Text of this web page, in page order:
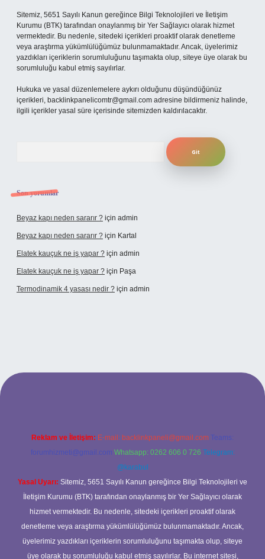
Sitemiz, 5651 Sayılı Kanun gereğince Bilgi Teknolojileri ve İletişim
Kurumu (BTK) tarafından onaylanmış bir Yer Sağlayıcı olarak hizmet
vermektedir. Bu nedenle, sitedeki içerikleri proaktif olarak denetleme
veya araştırma yükümlülüğümüz bulunmamaktadır. Ancak, üyelerimiz
yazdıkları içeriklerin sorumluluğunu taşımakta olup, siteye üye olarak bu
sorumluluğu kabul etmiş sayılırlar.
Hukuka ve yasal düzenlemelere aykırı olduğunu düşündüğünüz
içerikleri, backlinkpanelicomtr@gmail.com adresine bildirmeniz halinde,
ilgili içerikler yasal süre içerisinde sitemizden kaldırılacaktır.
Son yorumlar
Beyaz kapı neden sararır ? için admin
Beyaz kapı neden sararır ? için Kartal
Elatek kauçuk ne iş yapar ? için admin
Elatek kauçuk ne iş yapar ? için Paşa
Termodinamik 4 yasası nedir ? için admin
Reklam ve İletişim: E-mail: backlinkpaneli@gmail.com Teams:
forumhizmeti@gmail.com Whatsapp: 0262 606 0 726 Telegram:
@karabul
Yasal Uyarı: Sitemiz, 5651 Sayılı Kanun gereğince Bilgi Teknolojileri ve
İletişim Kurumu (BTK) tarafından onaylanmış bir Yer Sağlayıcı olarak
hizmet vermektedir. Bu nedenle, sitedeki içerikleri proaktif olarak
denetleme veya araştırma yükümlülüğümüz bulunmamaktadır. Ancak,
üyelerimiz yazdıkları içeriklerin sorumluluğunu taşımakta olup, siteye
üye olarak bu sorumluluğu kabul etmiş sayılırlar. Bu internet sitesi,